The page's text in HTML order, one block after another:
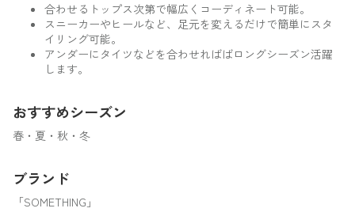
合わせるトップス次第で幅広くコーディネート可能。
スニーカーやヒールなど、足元を変えるだけで簡単にスタ
イリング可能。
アンダーにタイツなどを合わせればばロングシーズン活躍
します。
おすすめシーズン
春・夏・秋・冬
ブランド
「SOMETHING」